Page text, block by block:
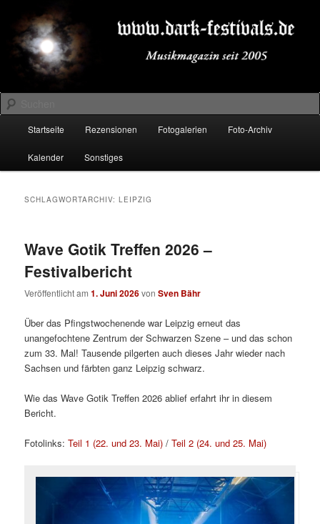
primären
Inhalt
springen
sekundären
Inhalt
springenDARK-FESTIVALS.DE
Suchen
Startseite Rezensionen Fotogalerien Foto-Archiv
Kalender Sonstiges
SCHLAGWORTARCHIV:LEIPZIG
Wave Gotik Treffen 2026 –
Festivalbericht
Veröffentlicht am1. Juni 2026vonSven Bähr
Über das Pfingstwochenende war Leipzig erneut das
unangefochtene Zentrum der Schwarzen Szene – und das schon
zum 33. Mal! Tausende pilgerten auch dieses Jahr wieder nach
Sachsen und färbten ganz Leipzig schwarz.
Wie das Wave Gotik Treffen 2026 ablief erfahrt ihr in diesem
Bericht.
Fotolinks:Teil 1 (22. und 23. Mai) /Teil 2 (24. und 25. Mai)